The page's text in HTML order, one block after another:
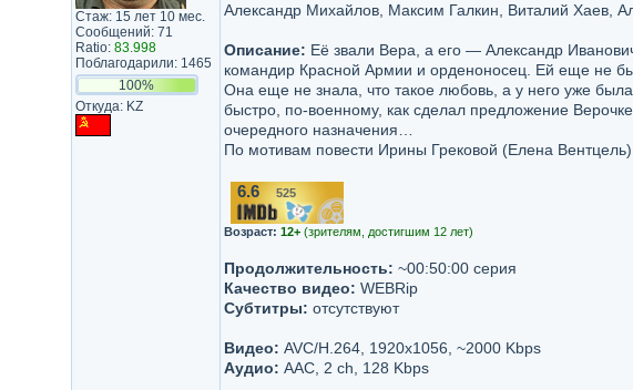
Стаж: 15 лет 10 мес.
Сообщений: 71
Ratio: 83.998
Поблагодарили: 1465
100%
Откуда: KZ
Александр Михайлов, Максим Галкин, Виталий Хаев,
Описание: Её звали Вера, а его — Александр
командир Красной Армии и орденоносец. Ей еще не
Она еще не знала, что такое любовь, а у него уже
быстро, по-военному, как сделал предложение
очередного назначения…
По мотивам повести Ирины Грековой (Елена Вентцель)
6.6/10 525
Возраст: 12+(зрителям, достигшим 12 лет)
Продолжительность: ~00:50:00 серия
Качество видео: WEBRip
Субтитры: отсутствуют
Видео: AVC/H.264, 1920x1056, ~2000 Kbps
Аудио: AAC, 2 ch, 128 Kbps